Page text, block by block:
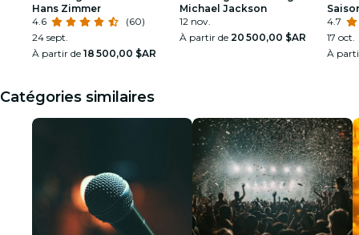
Hans Zimmer
4.6
(60)
24 sept.
À partir de 18 500,00 $AR
Michael Jackson
12 nov.
À partir de 20 500,00 $AR
4.7
17 oct.
À
Catégories similaires